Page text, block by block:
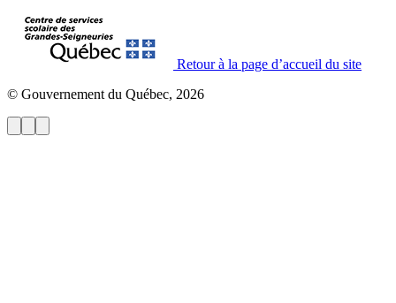
Retour à la page d’accueil du site
© Gouvernement du Québec, 2026